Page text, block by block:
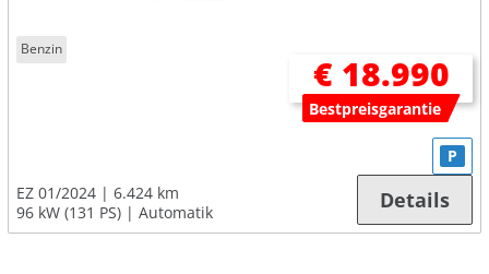
Benzin
€ 18.990
Bestpreisgarantie
EZ 01/2024
6.424 km
96 kW (131 PS)
Automatik
P
Details